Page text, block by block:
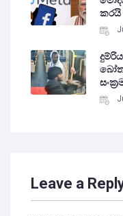
කරයි
Leave a